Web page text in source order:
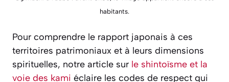
habitants.
Pour comprendre le rapport japonais à ces
territoires patrimoniaux et à leurs dimensions
spirituelles, notre article sur le shintoïsme et la
voie des kami éclaire les codes de respect qui